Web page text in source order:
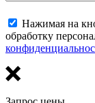
Нажимая на
обработку